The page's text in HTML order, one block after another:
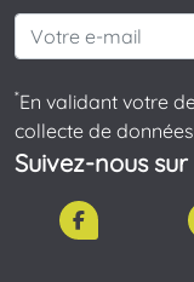
*En validant votre
collecte de
Suivez-nous